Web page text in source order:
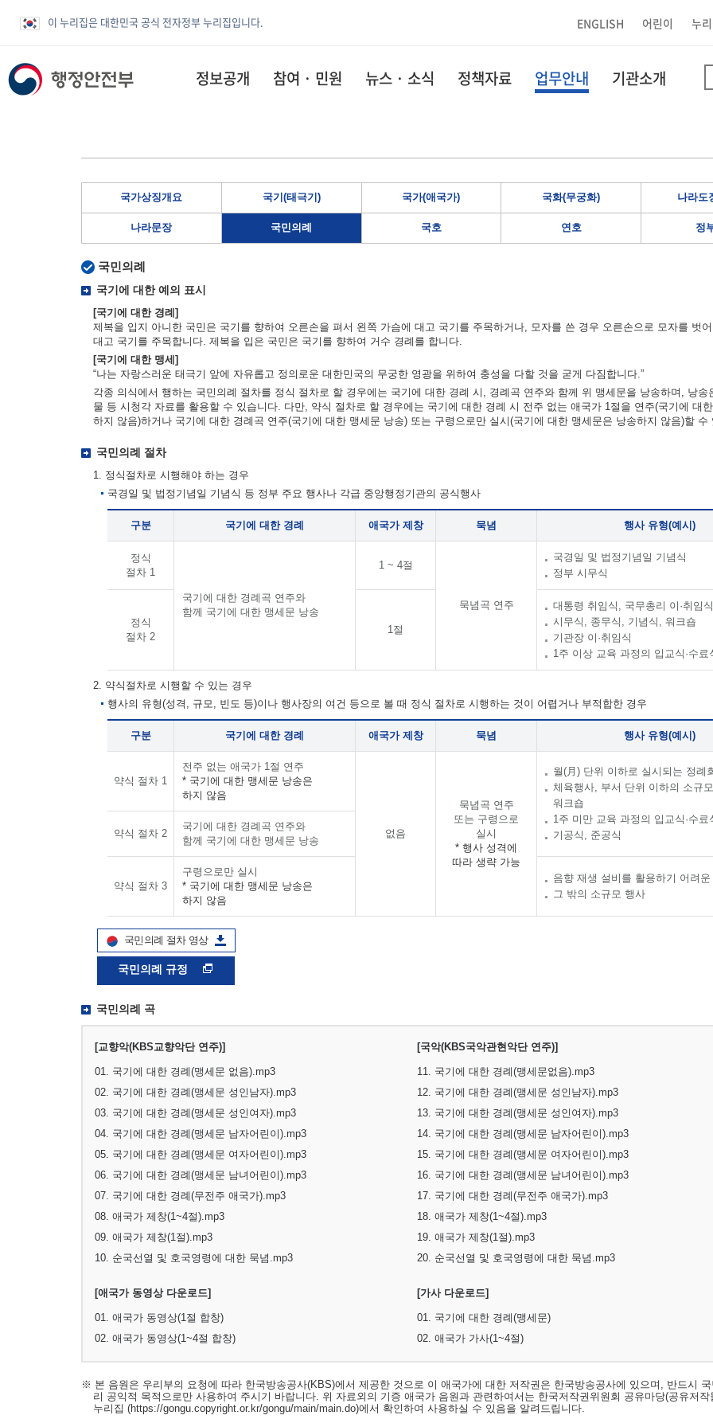
이 누리집은 대한민국 공식 전자정부 누리집입니다. ENGLISH 어린이 누
정보공개 참여 · 민원 뉴스 · 소식 정책자료 업무안내 기관소개
국가상징개요 국기(태극기) 국가(애국가) 국화(무궁화) 나라도
나라문장 국민의례 국호 연호 정
국민의례
국기에 대한 예의 표시
[국기에 대한 경례]
제복을 입지 아니한 국민은 국기를 향하여 오른손을 펴서 왼쪽 가슴에 대고 국기를 주목하거나, 모자를 쓴 경우 오른손으로 모자를 벗
대고 국기를 주목합니다. 제복을 입은 국민은 국기를 향하여 거수 경례를 합니다.
[국기에 대한 맹세]
“나는 자랑스러운 태극기 앞에 자유롭고 정의로운 대한민국의 무궁한 영광을 위하여 충성을 다할 것을 굳게 다짐합니다.”
각종 의식에서 행하는 국민의례 절차를 정식 절차로 할 경우에는 국기에 대한 경례 시, 경례곡 연주와 함께 위 맹세문을 낭송하며, 낭송
물 등 시청각 자료를 활용할 수 있습니다. 다만, 약식 절차로 할 경우에는 국기에 대한 경례 시 전주 없는 애국가 1절을 연주(국기에 대
하지 않음)하거나 국기에 대한 경례곡 연주(국기에 대한 맹세문 낭송) 또는 구령으로만 실시(국기에 대한 맹세문은 낭송하지 않음)할 수
국민의례 절차
1. 정식절차로 시행해야 하는 경우
국경일 및 법정기념일 기념식 등 정부 주요 행사나 각급 중앙행정기관의 공식행사
구분 국기에 대한 경례 애국가 제창 묵념 행사 유형(예시)
정식
절차 1
국기에 대한 경례곡 연주와
함께 국기에 대한 맹세문 낭송
1 ~ 4절
묵념곡 연주
국경일 및 법정기념일 기념식
정부 시무식
정식
절차 2
1절
대통령 취임식, 국무총리 이·취임식
시무식, 종무식, 기념식, 워크숍
기관장 이·취임식
1주 이상 교육 과정의 입교식·수료
2. 약식절차로 시행할 수 있는 경우
행사의 유형(성격, 규모, 빈도 등)이나 행사장의 여건 등으로 볼 때 정식 절차로 시행하는 것이 어렵거나 부적합한 경우
구분 국기에 대한 경례 애국가 제창 묵념 행사 유형(예시)
약식 절차 1
전주 없는 애국가 1절 연주
* 국기에 대한 맹세문 낭송은
하지 않음
없음
묵념곡 연주
또는 구령으로
실시
* 행사 성격에
따라 생략 가능
월(月) 단위 이하로 실시되는 정례
체육행사, 부서 단위 이하의 소규모
워크숍
1주 미만 교육 과정의 입교식·수료
기공식, 준공식
약식 절차 2
국기에 대한 경례곡 연주와
함께 국기에 대한 맹세문 낭송
약식 절차 3
구령으로만 실시
* 국기에 대한 맹세문 낭송은
하지 않음
음향 재생 설비를 활용하기 어려운
그 밖의 소규모 행사
국민의례 절차 영상
국민의례 규정
국민의례 곡
[교향악(KBS교향악단 연주)]
01. 국기에 대한 경례(맹세문 없음).mp3
02. 국기에 대한 경례(맹세문 성인남자).mp3
03. 국기에 대한 경례(맹세문 성인여자).mp3
04. 국기에 대한 경례(맹세문 남자어린이).mp3
05. 국기에 대한 경례(맹세문 여자어린이).mp3
06. 국기에 대한 경례(맹세문 남녀어린이).mp3
07. 국기에 대한 경례(무전주 애국가).mp3
08. 애국가 제창(1~4절).mp3
09. 애국가 제창(1절).mp3
10. 순국선열 및 호국영령에 대한 묵념.mp3
[국악(KBS국악관현악단 연주)]
11. 국기에 대한 경례(맹세문없음).mp3
12. 국기에 대한 경례(맹세문 성인남자).mp3
13. 국기에 대한 경례(맹세문 성인여자).mp3
14. 국기에 대한 경례(맹세문 남자어린이).mp3
15. 국기에 대한 경례(맹세문 여자어린이).mp3
16. 국기에 대한 경례(맹세문 남녀어린이).mp3
17. 국기에 대한 경례(무전주 애국가).mp3
18. 애국가 제창(1~4절).mp3
19. 애국가 제창(1절).mp3
20. 순국선열 및 호국영령에 대한 묵념.mp3
[애국가 동영상 다운로드]
01. 애국가 동영상(1절 합창)
02. 애국가 동영상(1~4절 합창)
[가사 다운로드]
01. 국기에 대한 경례(맹세문)
02. 애국가 가사(1~4절)
※ 본 음원은 우리부의 요청에 따라 한국방송공사(KBS)에서 제공한 것으로 이 애국가에 대한 저작권은 한국방송공사에 있으며, 반드시 국
리 공익적 목적으로만 사용하여 주시기 바랍니다. 위 자료외의 기증 애국가 음원과 관련하여서는 한국저작권위원회 공유마당(공유저작
누리집 (https://gongu.copyright.or.kr/gongu/main/main.do)에서 확인하여 사용하실 수 있음을 알려드립니다.